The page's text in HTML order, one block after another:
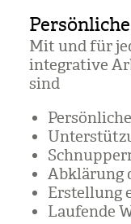
Mit und für
inte­gra­tive
sind
Abklä­rung
Erstel­lung
Lau­fende